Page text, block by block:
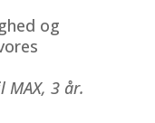
og
3 år.